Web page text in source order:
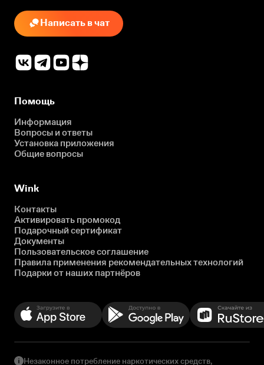
Написать в чат
Помощь
Информация
Вопросы и ответы
Установка приложения
Общие вопросы
Wink
Контакты
Активировать промокод
Подарочный сертификат
Документы
Пользовательское соглашение
Правила применения рекомендательных технологий
Подарки от наших партнёров
Незаконное потребление наркотических средств,